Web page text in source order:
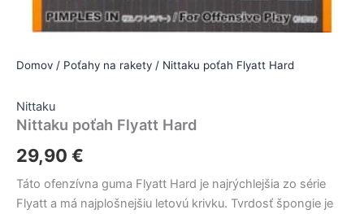
Domov / Poťahy na rakety / Nittaku poťah Flyatt Hard
Nittaku
Nittaku poťah Flyatt Hard
29,90 €
Táto ofenzívna guma Flyatt Hard je najrýchlejšia zo série
Flyatt a má najplošnejšiu letovú krivku. Tvrdosť špongie je